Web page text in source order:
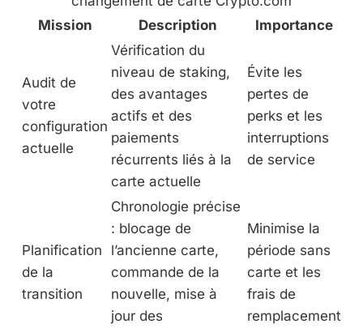
Mission
Description Importance
Audit de
votre
configuration
actuelle
Vérification du
niveau de staking,
des avantages
actifs et des
paiements
récurrents liés à la
carte actuelle
Évite les
pertes de
perks et les
interruptions
de service
Planification
de la
transition
Chronologie précise
: blocage de
l’ancienne carte,
commande de la
nouvelle, mise à
jour des
Minimise la
période sans
carte et les
frais de
remplacement